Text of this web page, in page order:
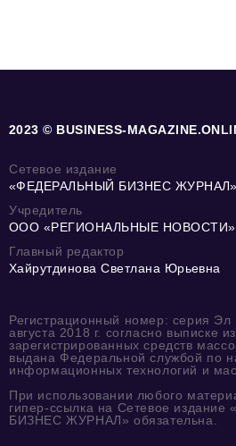
2023 © BUSINESS-
Сетевое издание
«ФЕДЕРАЛЬНЫЙ БИЗНЕС ЖУРНАЛ»
Учредитель
ООО «РЕГИОНАЛЬНЫЕ НОВОСТИ»
Главный редактор
Хайрутдинова Светлана Юрьевна
Регистрационный номер: серия
августа 2018 г. согласно выписке
зарегистрированных средств
выдана Федеральной службой по
информационных технологий и
При использовании любого
гипер-ссылка на Сетевое
БИЗНЕС ЖУРНАЛ» обязательна.